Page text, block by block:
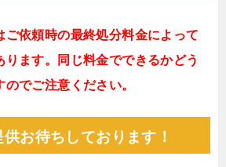
依頼時の最終処分料金によって
ります。同じ料金でできるかどう
でご注意ください。
お待ちしております！